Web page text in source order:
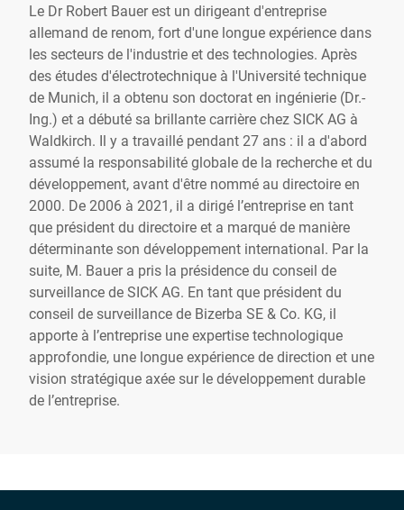
Le Dr Robert Bauer est un dirigeant d'entreprise
allemand de renom, fort d'une longue expérience dans
les secteurs de l'industrie et des technologies. Après
des études d'électrotechnique à l'Université technique
de Munich, il a obtenu son doctorat en ingénierie (Dr.-
Ing.) et a débuté sa brillante carrière chez SICK AG à
Waldkirch. Il y a travaillé pendant 27 ans : il a d'abord
assumé la responsabilité globale de la recherche et du
développement, avant d'être nommé au directoire en
2000. De 2006 à 2021, il a dirigé l’entreprise en tant
que président du directoire et a marqué de manière
déterminante son développement international. Par la
suite, M. Bauer a pris la présidence du conseil de
surveillance de SICK AG. En tant que président du
conseil de surveillance de Bizerba SE & Co. KG, il
apporte à l’entreprise une expertise technologique
approfondie, une longue expérience de direction et une
vision stratégique axée sur le développement durable
de l’entreprise.